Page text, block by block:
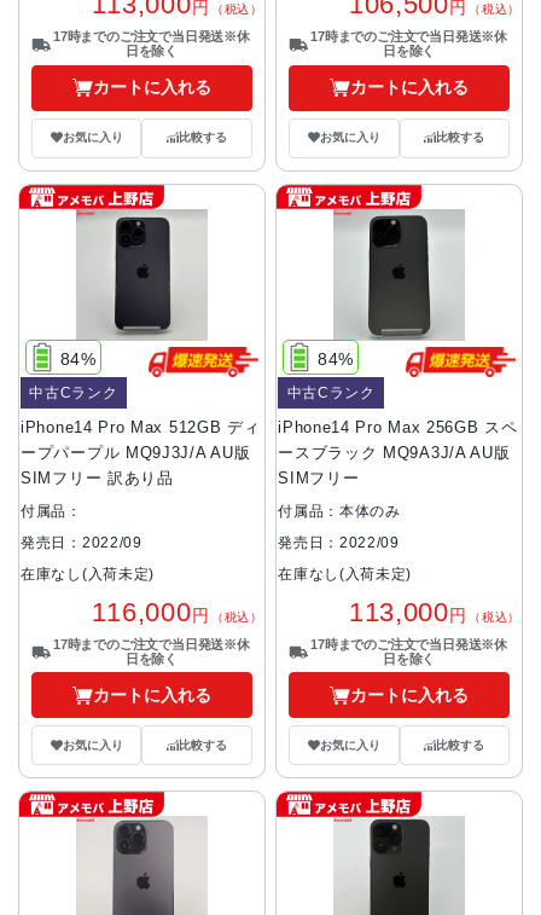
円 （税込）
17時までのご注文で当日発送※休
日を除く
カートに入れる
お気に入り 比較する
円 （税込）
17時までのご注文で当日発送※休
日を除く
カートに入れる
お気に入り 比較する
iPhone14 Pro Max 512GB ディ
ープパープル MQ9J3J/A AU版
SIMフリー 訳あり品
84%
中古Cランク
付属品：
発売日：2022/09
在庫なし(入荷未定)
116,000円 （税込）
17時までのご注文で当日発送※休
日を除く
カートに入れる
お気に入り 比較する
iPhone14 Pro Max 256GB スペ
ースブラック MQ9A3J/A AU版
SIMフリー
84%
中古Cランク
付属品：本体のみ
発売日：2022/09
在庫なし(入荷未定)
113,000円 （税込）
17時までのご注文で当日発送※休
日を除く
カートに入れる
お気に入り 比較する